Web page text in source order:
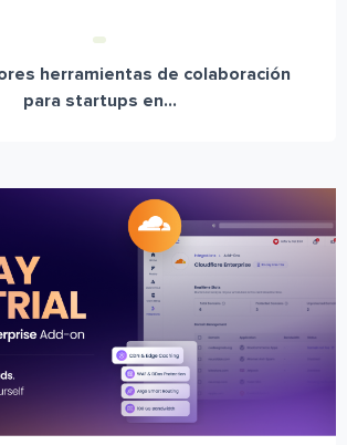
herramientas de colaboración
para startups en...